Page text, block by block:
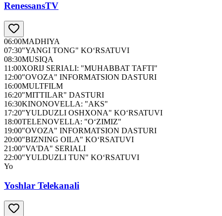
RenessansTV
06:00MADHIYA
07:30"YANGI TONG" KO‘RSATUVI
08:30MUSIQA
11:00XORIJ SERIALI: "MUHABBAT TAFTI"
12:00"OVOZA" INFORMATSION DASTURI
16:00MULTFILM
16:20"MITTILAR" DASTURI
16:30KINONOVELLA: "AKS"
17:20"YULDUZLI OSHXONA" KO‘RSATUVI
18:00TELENOVELLA: "O‘ZIMIZ"
19:00"OVOZA" INFORMATSION DASTURI
20:00"BIZNING OILA" KO‘RSATUVI
21:00"VA'DA" SERIALI
22:00"YULDUZLI TUN" KO‘RSATUVI
Yo
Yoshlar Telekanali